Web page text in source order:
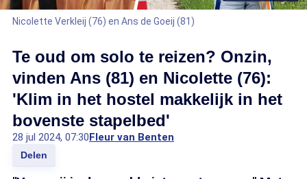
Nicolette Verkleij (76) en Ans de Goeij (81)
Te oud om solo te reizen? Onzin,
vinden Ans (81) en Nicolette (76):
'Klim in het hostel makkelijk in het
bovenste stapelbed'
28 jul 2024, 07:30Fleur van Benten
Delen